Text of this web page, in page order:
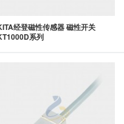
经登磁性传感器 磁性开关
系列